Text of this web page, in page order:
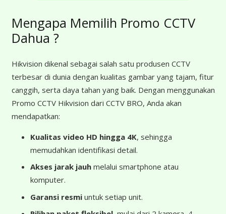
Mengapa Memilih Promo CCTV
Dahua ?
Hikvision dikenal sebagai salah satu produsen CCTV
terbesar di dunia dengan kualitas gambar yang tajam, fitur
canggih, serta daya tahan yang baik. Dengan menggunakan
Promo CCTV Hikvision dari CCTV BRO, Anda akan
mendapatkan:
Kualitas video HD hingga 4K, sehingga
memudahkan identifikasi detail.
Akses jarak jauh melalui smartphone atau
komputer.
Garansi resmi untuk setiap unit.